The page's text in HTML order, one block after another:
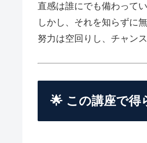
直感は誰にでも備わってい
しかし、それを知らず
努力は空回りし、チャン
🌟 この講座で得